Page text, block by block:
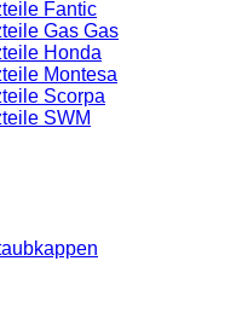
Fantic
Gas Gas
Honda
Montesa
Scorpa
SWM